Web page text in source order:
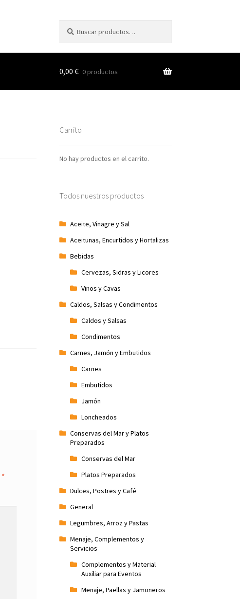
por:
0,00 € 0 productos
*
Carrito
No hay productos en el carrito.
Todos nuestros productos
Aceite, Vinagre y Sal
Aceitunas, Encurtidos y Hortalizas
Bebidas
Cervezas, Sidras y Licores
Vinos y Cavas
Caldos, Salsas y Condimentos
Caldos y Salsas
Condimentos
Carnes, Jamón y Embutidos
Carnes
Embutidos
Jamón
Loncheados
Conservas del Mar y Platos
Preparados
Conservas del Mar
Platos Preparados
Dulces, Postres y Café
General
Legumbres, Arroz y Pastas
Menaje, Complementos y
Servicios
Complementos y Material
Auxiliar para Eventos
Menaje, Paellas y Jamoneros